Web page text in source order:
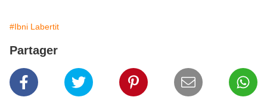
#Ibni Labertit
Partager